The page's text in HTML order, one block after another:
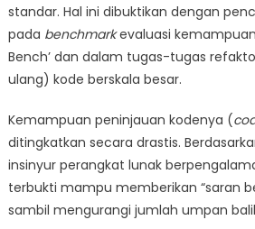
standar. Hal ini dibuktikan dengan
pada benchmarkevaluasi kemampuan
Bench’ dan dalam tugas-tugas
ulang) kode berskala besar.
Kemampuan peninjauan kodenya (
ditingkatkan secara drastis.
insinyur perangkat lunak
terbukti mampu memberikan “saran
sambil mengurangi jumlah umpan